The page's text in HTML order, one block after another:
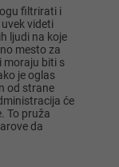
filtrirati i
videti
ljudi na koje
mesto za
moraju biti s
je oglas
od strane
će
To pruža
da